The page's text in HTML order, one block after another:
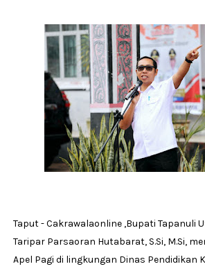
Taput - Cakrawalaonline ,Bupati Tapanuli
Taripar Parsaoran Hutabarat, S.Si, M.Si,
Apel Pagi di lingkungan Dinas Pendidikan